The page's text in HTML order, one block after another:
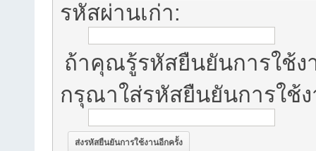
รหัสผ่านเก่า:
ถ้าคุณรู้รหัสยืนยันการใช้
กรุณาใส่รหัสยืนยันการใช้